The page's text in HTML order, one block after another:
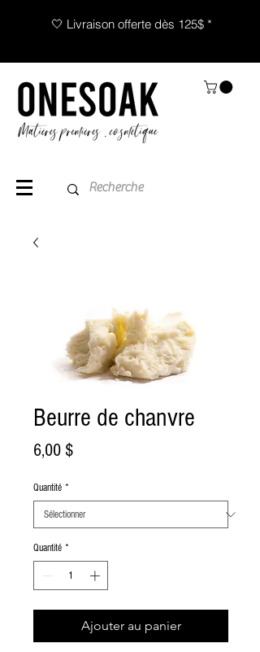
🤍 Livraison offerte dès 125$ *
Beurre de chanvre
6,00 $Prix
Quantité *
Quantité *
Ajouter au panier